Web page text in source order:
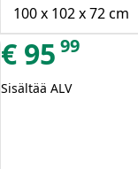
100 x 102 x 72 cm
€ 95 99
Sisältää ALV